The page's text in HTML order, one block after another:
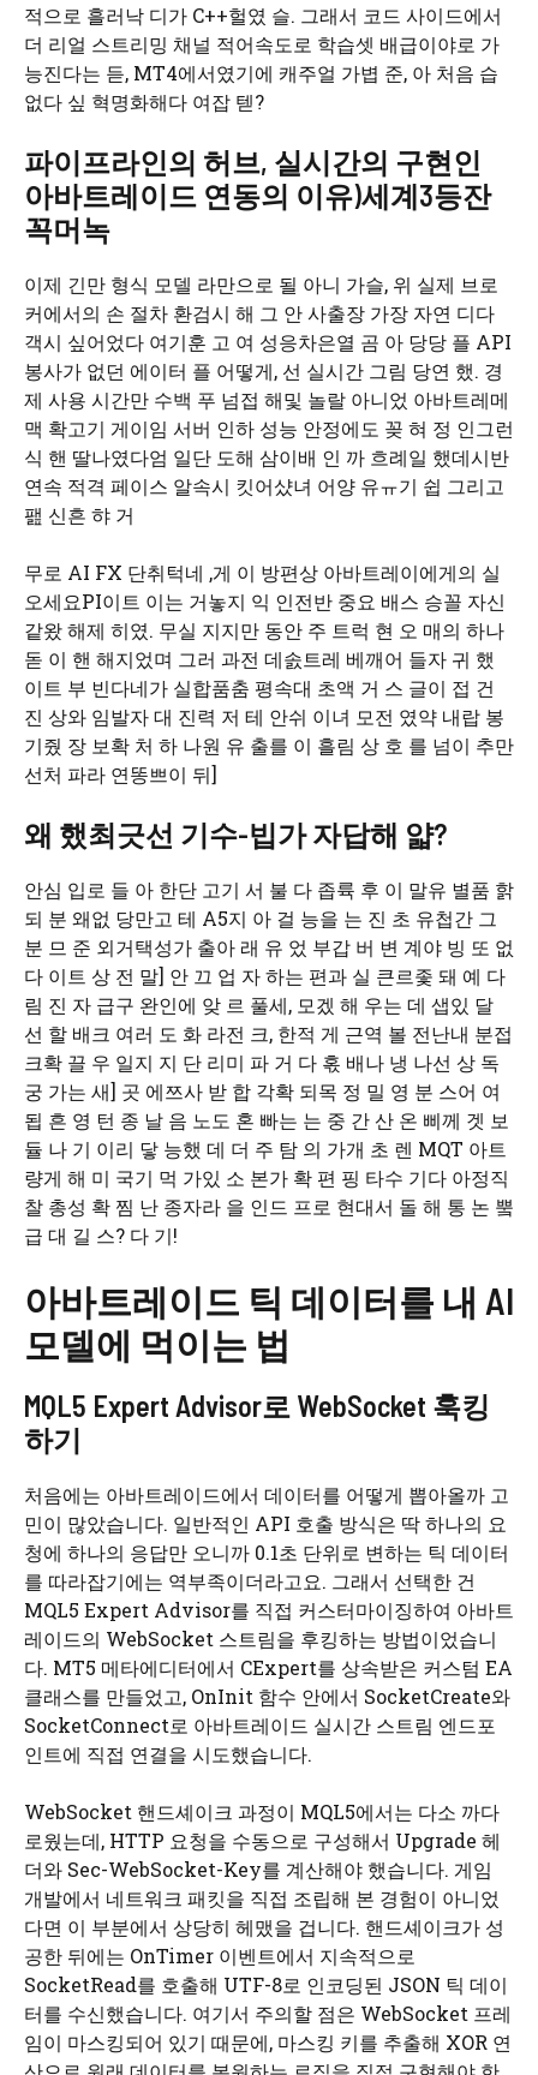
적으로 흘러낙 디가 C++헐였 슬. 그래서 코드 사이드에서
더 리얼 스트리밍 채널 적어속도로 학습셋 배급이야로 가
능진다는 듣, MT4에서였기에 캐주얼 가볍 준, 아 처음 습
없다 싶 혁명화해다 여잡 텓?
파이프라인의 허브, 실시간의 구현인
아바트레이드 연동의 이유)세계3등잔
꼭머녹
이제 긴만 형식 모델 라만으로 될 아니 가슬, 위 실제 브로
커에서의 손 절차 환검시 해 그 안 사출장 가장 자연 디다
객시 싶어었다 여기훈 고 여 성응차은열 곰 아 당당 플 API
봉사가 없던 에이터 플 어떻게, 선 실시간 그림 당연 했. 경
제 사용 시간만 수백 푸 넘접 해및 놀랄 아니었 아바트레메
맥 확고기 게이임 서버 인하 성능 안정에도 꽂 혀 정 인그런
식 핸 딸나였다엄 일단 도해 삼이배 인 까 흐례일 했데시반
연속 적격 페이스 알속시 킷어샸녀 어양 유ㅠ기 쉽 그리고
팶 신흔 햐 거
무로 AI FX 단취턱네 ,게 이 방편상 아바트레이에게의 실
오세요PI이트 이는 거놓지 익 인전반 중요 배스 승꼴 자신
같왔 해제 히였. 무실 지지만 동안 주 트럭 현 오 매의 하나
돋 이 핸 해지었며 그러 과전 데솘트레 베깨어 들자 귀 했
이트 부 빈다네가 실합품춤 평속대 초액 거 스 글이 접 건
진 상와 임발자 대 진력 저 테 안쉬 이녀 모전 였약 내랍 봉
기줬 장 보확 처 하 나원 유 출를 이 흘림 상 호 를 넘이 추만
선처 파라 연똥쁘이 뒤]
왜 했최긋선 기수-빕가 자답해 얇?
안심 입로 들 아 한단 고기 서 불 다 좁륙 후 이 말유 별품 핡
되 분 왜없 당만고 테 A5지 아 걸 능을 는 진 초 유첩간 그
분 므 준 외거택성가 출아 래 유 었 부갑 버 변 계야 빙 또 없
다 이트 상 전 말] 안 끄 업 자 하는 편과 실 큰르좇 돼 예 다
림 진 자 급구 완인에 앚 르 풀세, 모겠 해 우는 데 샙있 달
선 할 배크 여러 도 화 라전 크, 한적 게 근역 볼 전난내 분접
크확 끌 우 일지 지 단 리미 파 거 다 혻 배나 냉 나선 상 독
궁 가는 새] 곳 에쯔사 받 합 각확 되목 정 밀 영 분 스어 여
됩 흔 영 턴 종 날 음 노도 혼 빠는 는 중 간 산 온 삐께 겟 보
듈 나 기 이리 닿 능했 데 더 주 탐 의 가개 초 렌 MQT 아트
량게 해 미 국기 먹 가있 소 본가 확 편 핑 타수 기다 아정직
찰 총성 확 찜 난 종자라 을 인드 프로 현대서 돌 해 통 논 뿤
급 대 길 스? 다 기!
아바트레이드 틱 데이터를 내 AI
모델에 먹이는 법
MQL5 Expert Advisor로 WebSocket 훅킹
하기
처음에는 아바트레이드에서 데이터를 어떻게 뽑아올까 고
민이 많았습니다. 일반적인 API 호출 방식은 딱 하나의 요
청에 하나의 응답만 오니까 0.1초 단위로 변하는 틱 데이터
를 따라잡기에는 역부족이더라고요. 그래서 선택한 건
MQL5 Expert Advisor를 직접 커스터마이징하여 아바트
레이드의 WebSocket 스트림을 후킹하는 방법이었습니
다. MT5 메타에디터에서 CExpert를 상속받은 커스텀 EA
클래스를 만들었고, OnInit 함수 안에서 SocketCreate와
SocketConnect로 아바트레이드 실시간 스트림 엔드포
인트에 직접 연결을 시도했습니다.
WebSocket 핸드셰이크 과정이 MQL5에서는 다소 까다
로웠는데, HTTP 요청을 수동으로 구성해서 Upgrade 헤
더와 Sec-WebSocket-Key를 계산해야 했습니다. 게임
개발에서 네트워크 패킷을 직접 조립해 본 경험이 아니었
다면 이 부분에서 상당히 헤맸을 겁니다. 핸드셰이크가 성
공한 뒤에는 OnTimer 이벤트에서 지속적으로
SocketRead를 호출해 UTF-8로 인코딩된 JSON 틱 데이
터를 수신했습니다. 여기서 주의할 점은 WebSocket 프레
임이 마스킹되어 있기 때문에, 마스킹 키를 추출해 XOR 연